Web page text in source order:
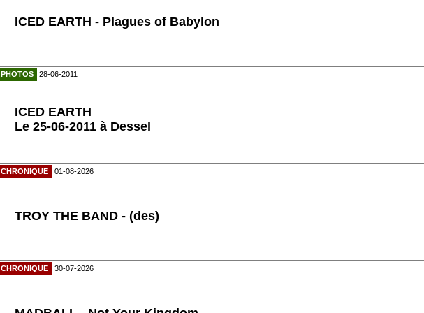
ICED EARTH - Plagues of Babylon
PHOTOS 28-06-2011
ICED EARTH
Le 25-06-2011 à Dessel
CHRONIQUE 01-08-2026
TROY THE BAND - (des)
CHRONIQUE 30-07-2026